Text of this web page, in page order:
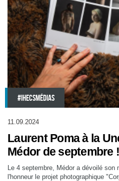
#IHECSMÉDIAS
11.09.2024
Laurent Poma à la
Médor de septembre !
Le 4 septembre, Médor a dévoilé son
l'honneur le projet photographique